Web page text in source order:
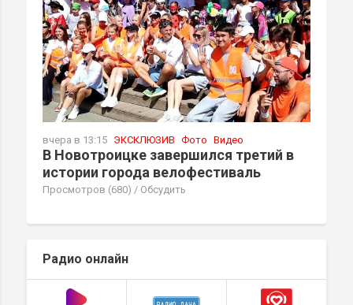
вчера в 13:15 ЭКСКЛЮЗИВ Фото Видео
В Новотроицке завершился третий в
истории города велофестиваль
Просмотров (680) / Обсудить
Радио онлайн